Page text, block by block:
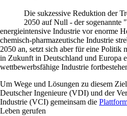
Die sukzessive Reduktion der
2050 auf Null - der sogenannte
energieintensive Industrie vor enorme
chemisch-pharmazeutische Industrie
2050 an, setzt sich aber für eine Politik
in Zukunft in Deutschland und Europa
wettbewerbsfähige Industrie
Um Wege und Lösungen zu diesem
Deutscher Ingenieure (VDI) und der
Industrie (VCI) gemeinsam die
Leben gerufen